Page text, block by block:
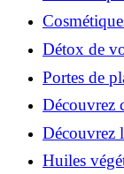
infaillibles
possible?
Détox de
ingrédients
Portes de
le meilleur
Découvrez
Découvrez
le fer: Top
Huiles